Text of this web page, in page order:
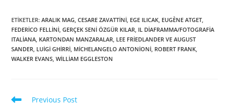
ETIKETLER:ARALIK MAG CESARE ZAVATTINI EGE ILICAK EUGÈNE ATGET
FEDERICO FELLINI GERÇEK SENI ÖZGÜR KILAR IL DIAFRAMMA/FOTOGRAFIA
ITALIANA KARTONDAN MANZARALAR LEE FRIEDLANDER VE AUGUST
SANDER LUIGI GHIRRI MİCHELANGELO ANTONİONİ ROBERT FRANK
WALKER EVANS WILLIAM EGGLESTON
Previous Post